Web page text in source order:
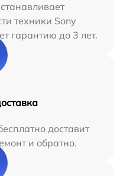
техники Sony
гарантию до 3 лет.
доставит
и обратно.